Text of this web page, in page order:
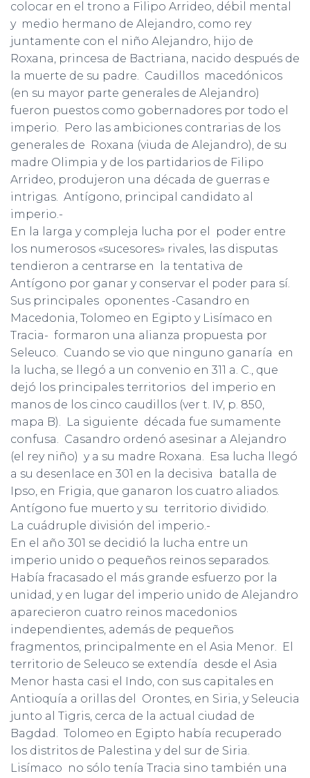
colocar en el trono a Filipo Arrideo, débil mental
y medio hermano de Alejandro, como rey
juntamente con el niño Alejandro, hijo de
Roxana, princesa de Bactriana, nacido después de
la muerte de su padre. Caudillos macedónicos
(en su mayor parte generales de Alejandro)
fueron puestos como gobernadores por todo el
imperio. Pero las ambiciones contrarias de los
generales de Roxana (viuda de Alejandro), de su
madre Olimpia y de los partidarios de Filipo
Arrideo, produjeron una década de guerras e
intrigas. Antígono, principal candidato al
imperio.-
En la larga y compleja lucha por el poder entre
los numerosos «sucesores» rivales, las disputas
tendieron a centrarse en la tentativa de
Antígono por ganar y conservar el poder para sí.
Sus principales oponentes -Casandro en
Macedonia, Tolomeo en Egipto y Lisímaco en
Tracia- formaron una alianza propuesta por
Seleuco. Cuando se vio que ninguno ganaría en
la lucha, se llegó a un convenio en 311 a. C., que
dejó los principales territorios del imperio en
manos de los cinco caudillos (ver t. IV, p. 850,
mapa B). La siguiente década fue sumamente
confusa. Casandro ordenó asesinar a Alejandro
(el rey niño) y a su madre Roxana. Esa lucha llegó
a su desenlace en 301 en la decisiva batalla de
Ipso, en Frigia, que ganaron los cuatro aliados.
Antígono fue muerto y su territorio dividido.
La cuádruple división del imperio.-
En el año 301 se decidió la lucha entre un
imperio unido o pequeños reinos separados.
Había fracasado el más grande esfuerzo por la
unidad, y en lugar del imperio unido de Alejandro
aparecieron cuatro reinos macedonios
independientes, además de pequeños
fragmentos, principalmente en el Asia Menor. El
territorio de Seleuco se extendía desde el Asia
Menor hasta casi el Indo, con sus capitales en
Antioquía a orillas del Orontes, en Siria, y Seleucia
junto al Tigris, cerca de la actual ciudad de
Bagdad. Tolomeo en Egipto había recuperado
los distritos de Palestina y del sur de Siria.
Lisímaco no sólo tenía Tracia sino también una